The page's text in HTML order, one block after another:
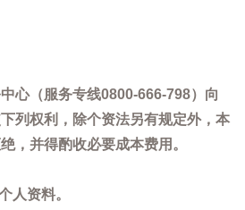
心（服务专线0800-666-798）向
列权利，除个资法另有规定外，本
，并得酌收必要成本费用。
人资料。